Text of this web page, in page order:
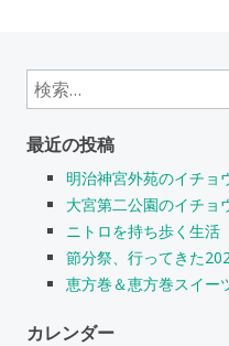
検
索:
最近の投稿
明治神宮外苑のイチョ
大宮第二公園のイチョ
ニトロを持ち歩く生活
節分祭、行ってきた
恵方巻＆恵方巻スイー
カレンダー